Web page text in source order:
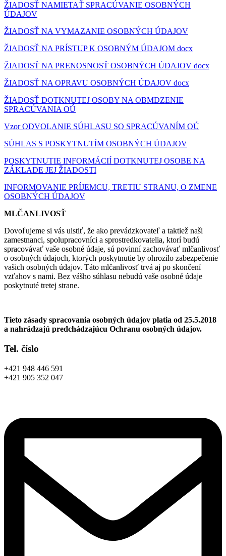
ŽIADOSŤ NAMIETAŤ SPRACÚVANIE OSOBNÝCH
ÚDAJOV
ŽIADOSŤ NA VYMAZANIE OSOBNÝCH ÚDAJOV
ŽIADOSŤ NA PRÍSTUP K OSOBNÝM ÚDAJOM docx
ŽIADOSŤ NA PRENOSNOSŤ OSOBNÝCH ÚDAJOV docx
ŽIADOSŤ NA OPRAVU OSOBNÝCH ÚDAJOV docx
ŽIADOSŤ DOTKNUTEJ OSOBY NA OBMDZENIE
SPRACÚVANIA OÚ
Vzor ODVOLANIE SÚHLASU SO SPRACÚVANÍM OÚ
SÚHLAS S POSKYTNUTÍM OSOBNÝCH ÚDAJOV
POSKYTNUTIE INFORMÁCIÍ DOTKNUTEJ OSOBE NA
ZÁKLADE JEJ ŽIADOSTI
INFORMOVANIE PRÍJEMCU, TRETIU STRANU, O ZMENE
OSOBNÝCH ÚDAJOV
MLČANLIVOSŤ
Dovoľujeme si vás uistiť, že ako prevádzkovateľ a taktiež naši
zamestnanci, spolupracovníci a sprostredkovatelia, ktorí budú
spracovávať vaše osobné údaje, sú povinní zachovávať mlčanlivosť
o osobných údajoch, ktorých poskytnutie by ohrozilo zabezpečenie
vašich osobných údajov. Táto mlčanlivosť trvá aj po skončení
vzťahov s nami. Bez vášho súhlasu nebudú vaše osobné údaje
poskytnuté tretej strane.
Tieto zásady spracovania osobných údajov platia od 25.5.2018
a nahrádzajú predchádzajúcu Ochranu osobných údajov.
Tel. číslo
+421 948 446 591
+421 905 352 047